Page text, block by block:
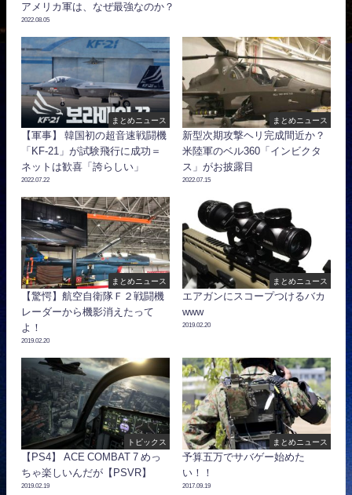
アメリカ軍は、なぜ最強なのか？
2022.08.05
まとめニュース
【軍事】 韓国初の超音速戦闘機
「KF-21」が試験飛行に成功＝
ネットは歓喜「誇らしい」
2022.07.22
まとめニュース
新型次期攻撃ヘリ完成間近か？
米陸軍のベル360「インビクタ
ス」がお披露目
2022.07.15
まとめニュース
【驚愕】航空自衛隊Ｆ２戦闘機
レーダーから機影消えたって
よ！
2019.02.20
まとめニュース
エアガンにスコープつけるバカ
www
2019.02.20
トピックス
【PS4】 ACE COMBAT 7 めっ
ちゃ楽しいんだが【PSVR】
2019.02.19
まとめニュース
予算五万でサバゲー始めた
い！！
2017.09.19